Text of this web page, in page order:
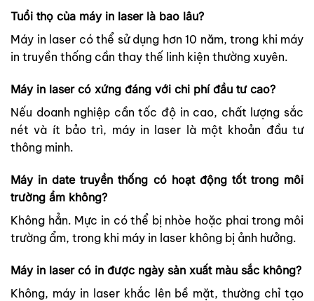
Tuổi thọ của máy in laser là bao lâu?
Máy in laser có thể sử dụng hơn 10 năm, trong khi máy
in truyền thống cần thay thế linh kiện thường xuyên.
Máy in laser có xứng đáng với chi phí đầu tư cao?
Nếu doanh nghiệp cần tốc độ in cao, chất lượng sắc
nét và ít bảo trì, máy in laser là một khoản đầu tư
thông minh.
Máy in date truyền thống có hoạt động tốt trong môi
trường ẩm không?
Không hẳn. Mực in có thể bị nhòe hoặc phai trong môi
trường ẩm, trong khi máy in laser không bị ảnh hưởng.
Máy in laser có in được ngày sản xuất màu sắc không?
Không, máy in laser khắc lên bề mặt, thường chỉ tạo